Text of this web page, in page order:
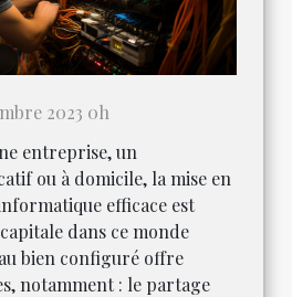
2023 0h
entreprise, un
ou à domicile, la mise en
efficace est
dans ce monde
bien configuré offre
notamment : le partage